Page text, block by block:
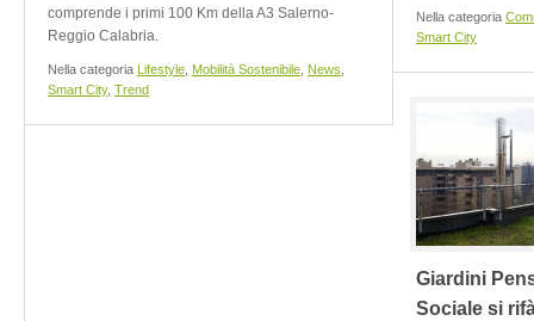
comprende i primi 100 Km della A3 Salerno-
Reggio Calabria.
Nella categoria Lifestyle Mobilità Sostenibile News
Smart City, Trend
Nella categoria
Smart City
Giardini
Sociale si